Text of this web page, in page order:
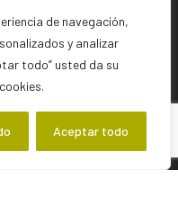
de navegación,
y analizar
todo” usted da su
Aceptar todo